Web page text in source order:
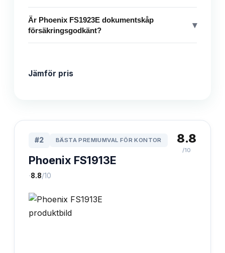
Är Phoenix FS1923E dokumentskåp
försäkringsgodkänt?
▾
Jämför pris
#2 BÄSTA PREMIUMVAL FÖR KONTOR
Phoenix FS1913E
·8.8/10
8.8
/10